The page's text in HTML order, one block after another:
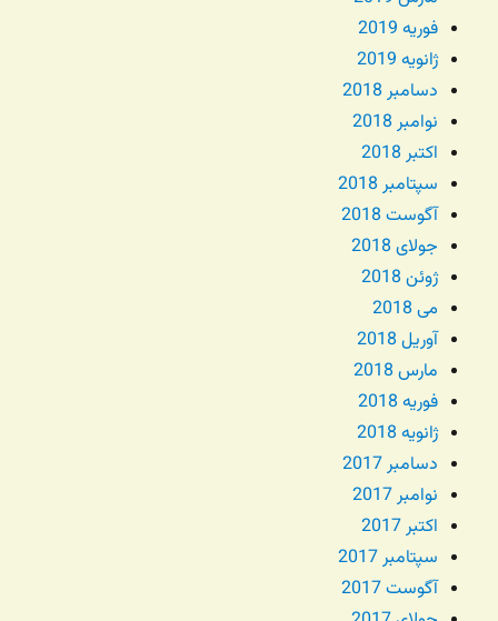
فوریه 2019
ژانویه 2019
دسامبر 2018
نوامبر 2018
اکتبر 2018
سپتامبر 2018
آگوست 2018
جولای 2018
ژوئن 2018
می 2018
آوریل 2018
مارس 2018
فوریه 2018
ژانویه 2018
دسامبر 2017
نوامبر 2017
اکتبر 2017
سپتامبر 2017
آگوست 2017